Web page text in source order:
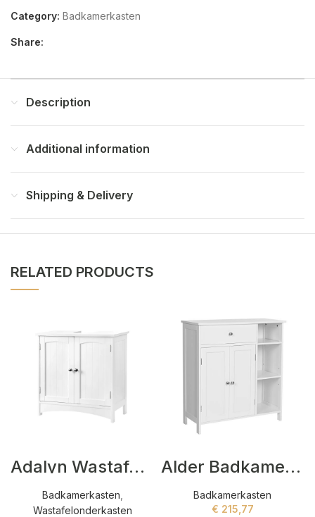
Category: Badkamerkasten
Share:
Description
Additional information
Shipping & Delivery
RELATED PRODUCTS
Adalyn Wastafelonderkasten Wit
Badkamerkasten
Wastafelonderkasten
Alder Badkamerkasten Wit
Badkamerkasten
€ 215,77